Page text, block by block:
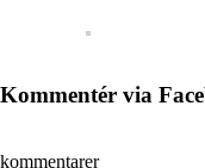
Kommentér via
kommentarer